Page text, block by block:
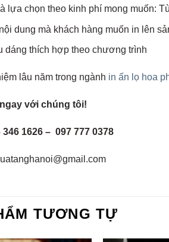
lựa chọn theo kinh phí mong muốn:
dung mà khách hàng muốn in lên
dáng thích hợp theo chương trình
lâu năm trong ngành in ấn lọ hoa
với chúng tôi!
346 1626 – 097 777 0378
TƯƠNG TỰ